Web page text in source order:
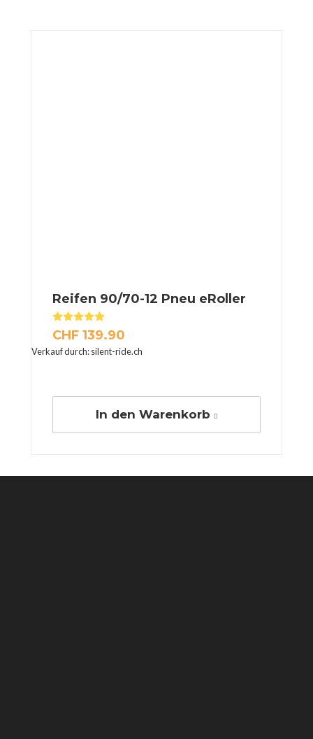
Reifen 90/70-12 Pneu eRoller
CHF 139.90
Verkauf durch: silent-ride.ch
In den Warenkorb